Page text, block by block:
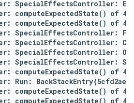
SpecialEffectsController:
computeExpectedState() of 4
computeExpectedState() of 4
SpecialEffectsController: For
SpecialEffectsController:
SpecialEffectsController:
SpecialEffectsController:
computeExpectedState() of 4
Run: BackStackEntry{5cfd2ae}
computeExpectedState() of 4
computeExpectedState() of 4